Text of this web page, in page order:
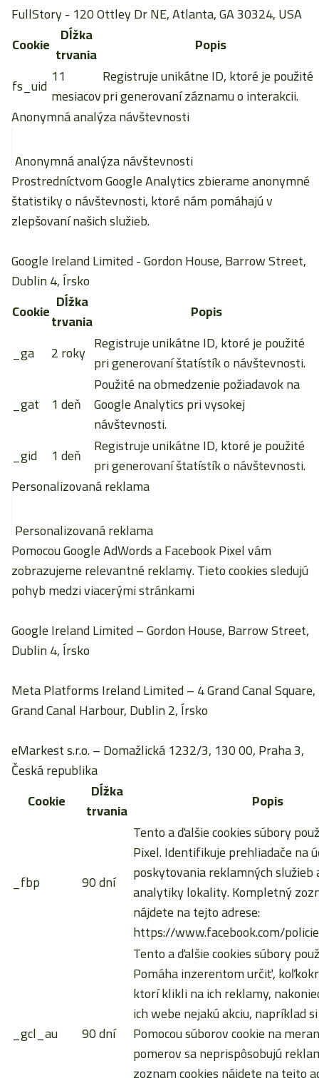
FullStory- 120 Ottley Dr NE, Atlanta, GA 30324, USA
Cookie Dĺžka
trvania
Popis
fs_uid 11
mesiacov
Registruje unikátne ID, ktoré je použité
pri generovaní záznamu o interakcii.
Anonymná analýza návštevnosti
Anonymná analýza návštevnosti
Prostredníctvom Google Analytics zbierame anonymné
štatistiky o návštevnosti, ktoré nám pomáhajú v
zlepšovaní našich služieb.
Google Ireland Limited- Gordon House, Barrow Street,
Dublin 4, Írsko
Cookie Dĺžka
trvania
Popis
_ga
2 roky Registruje unikátne ID, ktoré je použité
pri generovaní štatístík o návštevnosti.
_gat
1 deň
Použité na obmedzenie požiadavok na
Google Analytics pri vysokej
návštevnosti.
_gid
1 deň
Registruje unikátne ID, ktoré je použité
pri generovaní štatístík o návštevnosti.
Personalizovaná reklama
Personalizovaná reklama
Pomocou Google AdWords a Facebook Pixel vám
zobrazujeme relevantné reklamy. Tieto cookies sledujú
pohyb medzi viacerými stránkami
Google Ireland Limited– Gordon House, Barrow Street,
Dublin 4, Írsko
Meta Platforms Ireland Limited– 4 Grand Canal Square,
Grand Canal Harbour, Dublin 2, Írsko
eMarkest s.r.o.– Domažlická 1232/3, 130 00, Praha 3,
Česká republika
Cookie
Dĺžka
trvania
Popis
_fbp 90 dní
Tento a ďalšie cookies súbory
Pixel. Identifikuje prehliadače na
poskytovania reklamných služieb
analytiky lokality. Kompletný
nájdete na tejto adrese:
https://www.facebook.com/
_gcl_au 90 dní
Tento a ďalšie cookies súbory
Pomáha inzerentom určiť,
ktorí klikli na ich reklamy,
ich webe nejakú akciu, napríklad
Pomocou súborov cookie na
pomerov sa neprispôsobujú